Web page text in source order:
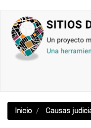
contenido
principal
Inicio Causas